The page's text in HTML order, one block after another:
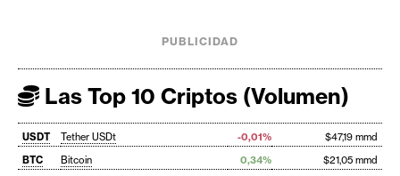
PUBLICIDAD
Las Top 10 Criptos (Volumen)
USDT Tether USDt -0,01%
$47,19 mmd
BTC
Bitcoin 0,34% $21,05 mmd